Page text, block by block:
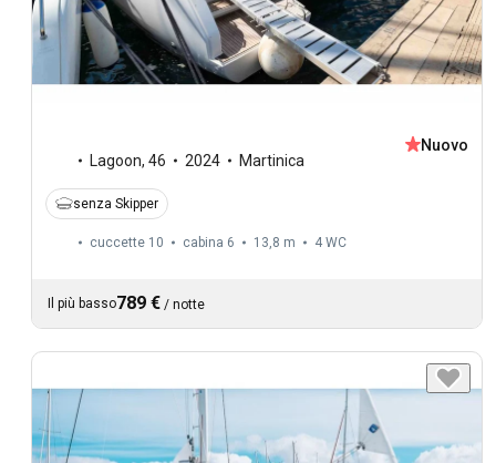
Lagoon, 46 2024 Martinica
Nuovo
senza Skipper
cuccette 10 cabina 6 13,8 m 4 WC
Il più basso789 € / notte